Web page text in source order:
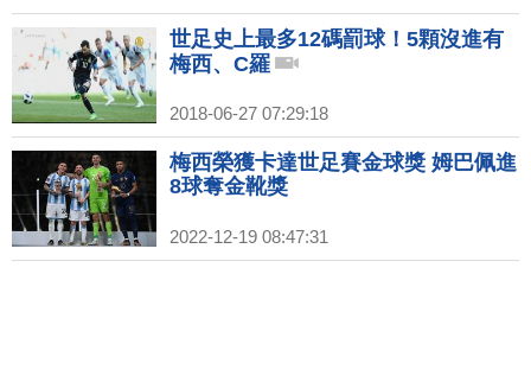
世足史上最多12碼罰球！5顆沒進有
梅西、C羅
2018-06-27 07:29:18
梅西榮獲卡達世足賽金球獎 姆巴佩進
8球奪金靴獎
2022-12-19 08:47:31